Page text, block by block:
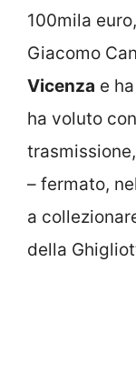
100mila
Giacomo
Vicenza e
ha voluto
– fermato,
a
della